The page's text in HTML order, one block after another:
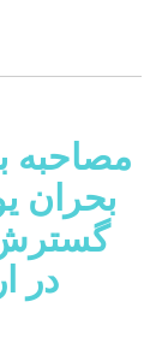
مصاحبه
بحران
در